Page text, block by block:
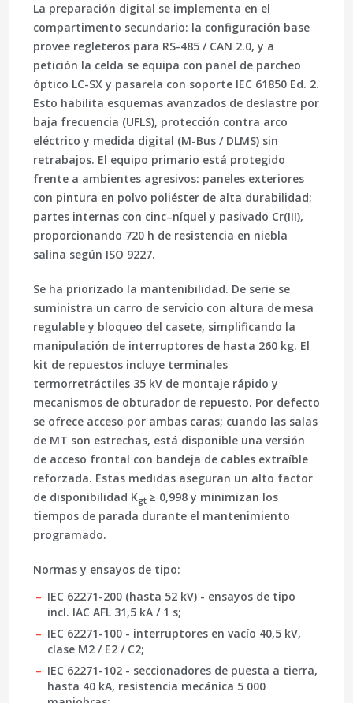
La preparación digital se implementa en el
compartimento secundario: la configuración base
provee regleteros para RS-485 / CAN 2.0, y a
petición la celda se equipa con panel de parcheo
óptico LC-SX y pasarela con soporte IEC 61850 Ed. 2.
Esto habilita esquemas avanzados de deslastre por
baja frecuencia (UFLS), protección contra arco
eléctrico y medida digital (M-Bus / DLMS) sin
retrabajos. El equipo primario está protegido
frente a ambientes agresivos: paneles exteriores
con pintura en polvo poliéster de alta durabilidad;
partes internas con cinc–níquel y pasivado Cr(III),
proporcionando 720 h de resistencia en niebla
salina según ISO 9227.
Se ha priorizado la mantenibilidad. De serie se
suministra un carro de servicio con altura de mesa
regulable y bloqueo del casete, simplificando la
manipulación de interruptores de hasta 260 kg. El
kit de repuestos incluye terminales
termorretráctiles 35 kV de montaje rápido y
mecanismos de obturador de repuesto. Por defecto
se ofrece acceso por ambas caras; cuando las salas
de MT son estrechas, está disponible una versión
de acceso frontal con bandeja de cables extraíble
reforzada. Estas medidas aseguran un alto factor
de disponibilidad Kgt ≥ 0,998 y minimizan los
tiempos de parada durante el mantenimiento
programado.
Normas y ensayos de tipo:
IEC 62271-200 (hasta 52 kV) - ensayos de tipo
incl. IAC AFL 31,5 kA / 1 s;
IEC 62271-100 - interruptores en vacío 40,5 kV,
clase M2 / E2 / C2;
IEC 62271-102 - seccionadores de puesta a tierra,
hasta 40 kA, resistencia mecánica 5 000